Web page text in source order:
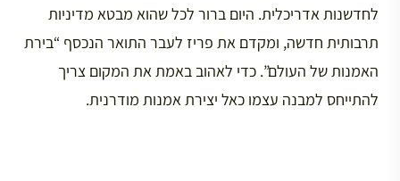
לחדשנות אדריכלית. היום ברור לכל שהוא מבטא מדיניות
תרבותית חדשה, ומקדם את פריז לעבר התואר הנכסף “בירת
האמנות של העולם”. כדי לאהוב באמת את המקום צריך
להתייחס למבנה עצמו כאל יצירת אמנות מודרנית.